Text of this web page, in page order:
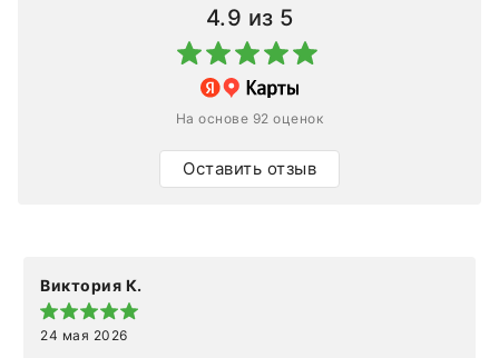
4.9 из 5
На основе 92 оценок
Оставить отзыв
Виктория К.
24 мая 2026